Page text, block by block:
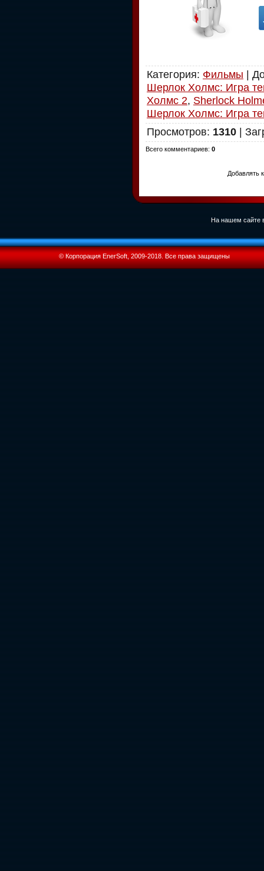
Категория: Фильмы |
Шерлок Холмс: Игра
Холмс 2, Sherlock
Шерлок Холмс: Игра
Просмотров: 1310 |
Всего комментариев: 0
Добавлять
На нашем сайте
© Корпорация EnerSoft, 2009-2018. Все права защищены